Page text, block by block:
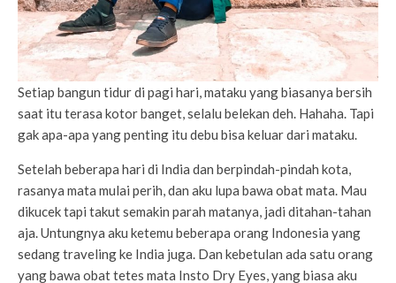
Setiap bangun tidur di pagi hari, mataku yang biasanya bersih
saat itu terasa kotor banget, selalu belekan deh. Hahaha. Tapi
gak apa-apa yang penting itu debu bisa keluar dari mataku.
Setelah beberapa hari di India dan berpindah-pindah kota,
rasanya mata mulai perih, dan aku lupa bawa obat mata. Mau
dikucek tapi takut semakin parah matanya, jadi ditahan-tahan
aja. Untungnya aku ketemu beberapa orang Indonesia yang
sedang traveling ke India juga. Dan kebetulan ada satu orang
yang bawa obat tetes mata Insto Dry Eyes, yang biasa aku